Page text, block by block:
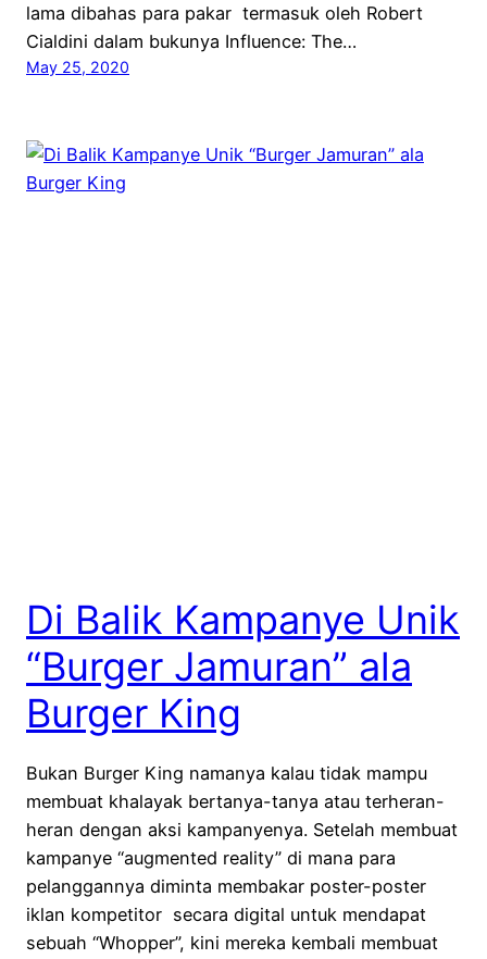
lama dibahas para pakar termasuk oleh Robert
Cialdini dalam bukunya Influence: The…
May 25, 2020
Di Balik Kampanye Unik
“Burger Jamuran” ala
Burger King
Bukan Burger King namanya kalau tidak mampu
membuat khalayak bertanya-tanya atau terheran-
heran dengan aksi kampanyenya. Setelah membuat
kampanye “augmented reality” di mana para
pelanggannya diminta membakar poster-poster
iklan kompetitor secara digital untuk mendapat
sebuah “Whopper”, kini mereka kembali membuat